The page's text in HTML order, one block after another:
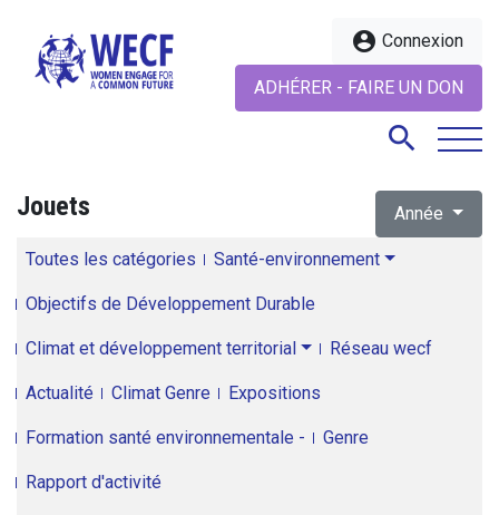
account_circle Connexion
ADHÉRER - FAIRE UN DON
search
Jouets Année
Toutes les catégories Santé-environnement
Objectifs de Développement Durable
Climat et développement territorial Réseau wecf
Actualité Climat Genre Expositions
Formation santé environnementale - Genre
Rapport d'activité